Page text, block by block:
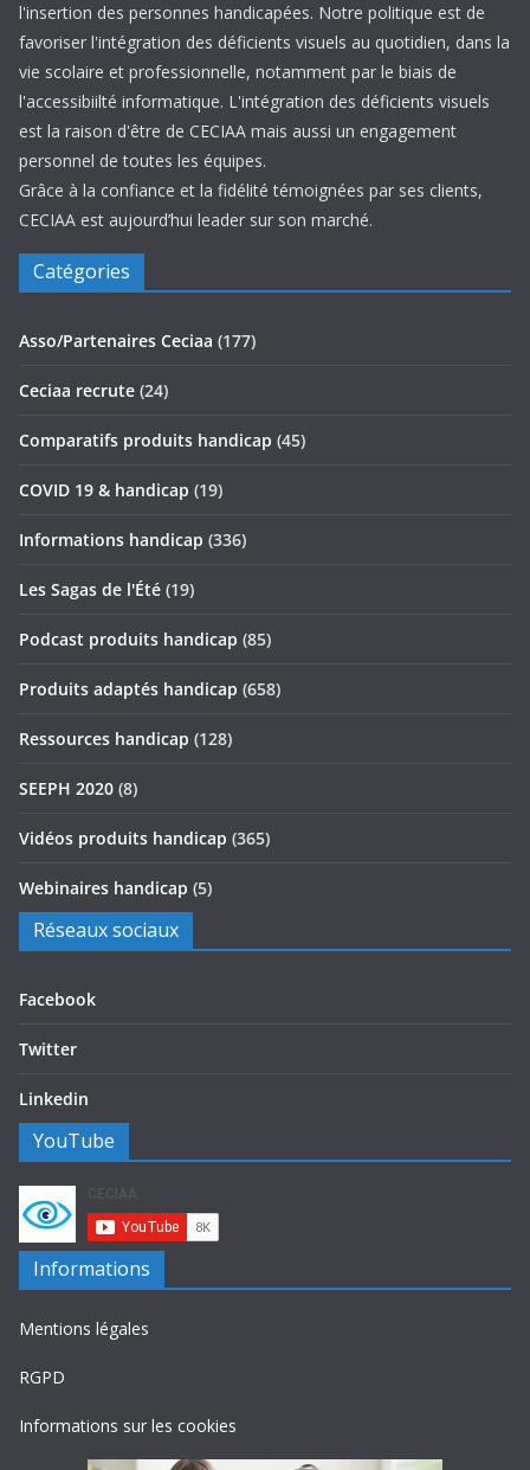
l'insertion des personnes handicapées. Notre politique est de
favoriser l'intégration des déficients visuels au quotidien, dans la
vie scolaire et professionnelle, notamment par le biais de
l'accessibiilté informatique. L'intégration des déficients visuels
est la raison d'être de CECIAA mais aussi un engagement
personnel de toutes les équipes.
Grâce à la confiance et la fidélité témoignées par ses clients,
CECIAA est aujourd’hui leader sur son marché.
Catégories
Asso/Partenaires Ceciaa (177)
Ceciaa recrute (24)
Comparatifs produits handicap (45)
COVID 19 & handicap (19)
Informations handicap (336)
Les Sagas de l'Été (19)
Podcast produits handicap (85)
Produits adaptés handicap (658)
Ressources handicap (128)
SEEPH 2020 (8)
Vidéos produits handicap (365)
Webinaires handicap (5)
Réseaux sociaux
Facebook
Twitter
Linkedin
YouTube
Informations
Mentions légales
RGPD
Informations sur les cookies